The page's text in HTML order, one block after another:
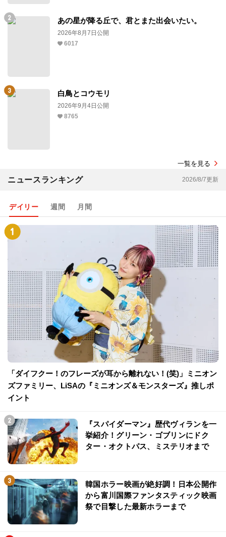
あの星が降る丘で、君とまた出会いたい。
2026年8月7日公開
6017
白鳥とコウモリ
2026年9月4日公開
8765
一覧を見る
ニュースランキング 2026/8/7更新
デイリー 週間 月間
「ダイフクー！のフレーズが耳から離れない！(笑)」ミニオン
ズファミリー、LiSAの『ミニオンズ＆モンスターズ』推しポ
イント
『スパイダーマン』歴代ヴィランを一
挙紹介！グリーン・ゴブリンにドク
ター・オクトパス、ミステリオまで
韓国ホラー映画が絶好調！日本公開作
から富川国際ファンタスティック映画
祭で目撃した最新ホラーまで